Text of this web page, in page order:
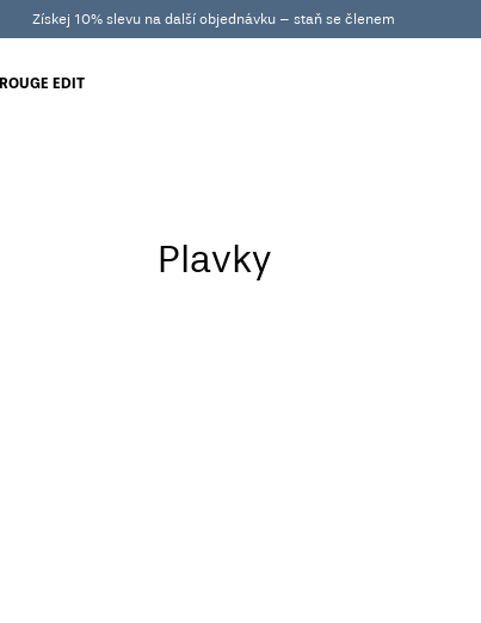
Získej 10% slevu na další objednávku – staň se členem
ROUGE EDIT
Plavky